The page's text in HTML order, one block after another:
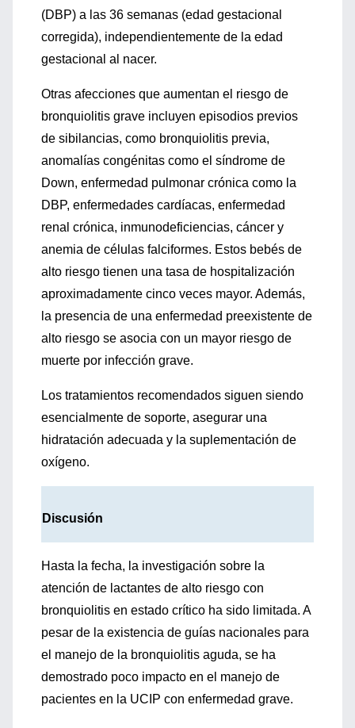
(DBP) a las 36 semanas (edad gestacional
corregida), independientemente de la edad
gestacional al nacer.
Otras afecciones que aumentan el riesgo de
bronquiolitis grave incluyen episodios previos
de sibilancias, como bronquiolitis previa,
anomalías congénitas como el síndrome de
Down, enfermedad pulmonar crónica como la
DBP, enfermedades cardíacas, enfermedad
renal crónica, inmunodeficiencias, cáncer y
anemia de células falciformes. Estos bebés de
alto riesgo tienen una tasa de hospitalización
aproximadamente cinco veces mayor. Además,
la presencia de una enfermedad preexistente de
alto riesgo se asocia con un mayor riesgo de
muerte por infección grave.
Los tratamientos recomendados siguen siendo
esencialmente de soporte, asegurar una
hidratación adecuada y la suplementación de
oxígeno.
Discusión
Hasta la fecha, la investigación sobre la
atención de lactantes de alto riesgo con
bronquiolitis en estado crítico ha sido limitada. A
pesar de la existencia de guías nacionales para
el manejo de la bronquiolitis aguda, se ha
demostrado poco impacto en el manejo de
pacientes en la UCIP con enfermedad grave.